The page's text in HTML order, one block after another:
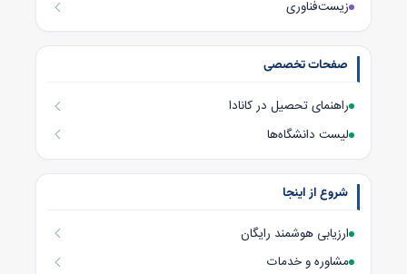
زیست‌فناوری
صفحات تخصصی
راهنمای تحصیل در کانادا
لیست دانشگاه‌ها
شروع از اینجا
ارزیابی هوشمند رایگان
مشاوره و خدمات